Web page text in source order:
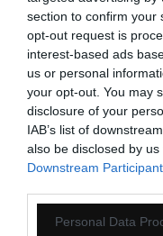
section to confirm your
opt-out request is
interest-based ads
us or personal
your opt-out. You may
disclosure of your
IAB’s list of
also be disclosed by
Downstream
Personal Data
Dodaj do ulubionych